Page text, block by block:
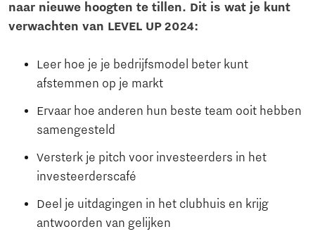
naar nieuwe hoogten te tillen. Dit is wat je kunt
verwachten van LEVEL UP 2024:
Leer hoe je je bedrijfsmodel beter kunt
afstemmen op je markt
Ervaar hoe anderen hun beste team ooit hebben
samengesteld
Versterk je pitch voor investeerders in het
investeerderscafé
Deel je uitdagingen in het clubhuis en krijg
antwoorden van gelijken